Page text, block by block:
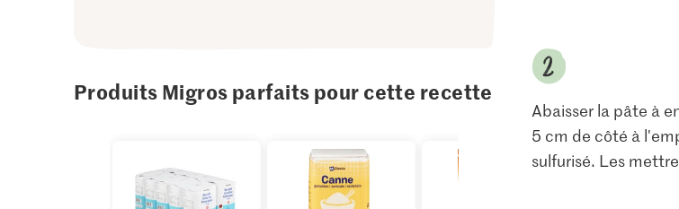
Produits Migros parfaits pour cette recette
Abaisser la pâte à
5 cm de côté à
sulfurisé. Les